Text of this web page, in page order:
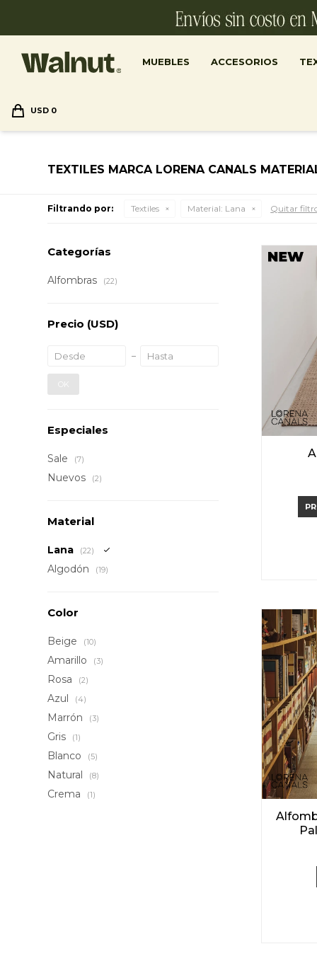
MUEBLES ACCESORIOS
USD 0
TEXTILES MARCA LORENA CANALS
Filtrando por: Textiles Material: Lana Quitar
Categorías
Alfombras (22)
Precio (USD)
OK
Especiales
Sale (7)
Nuevos (2)
Material
Lana (22)
Algodón (19)
Color
Beige (10)
Amarillo (3)
Rosa (2)
Azul (4)
Marrón (3)
Gris (1)
Blanco (5)
Natural (8)
Crema (1)